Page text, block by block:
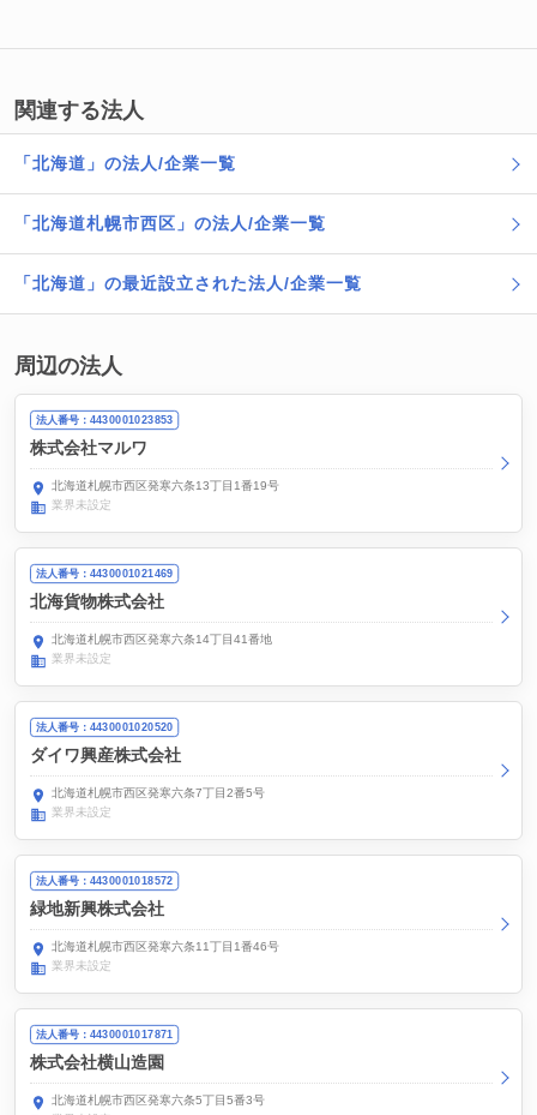
関連する法人
「北海道」の法人/企業一覧
「北海道札幌市西区」の法人/企業一覧
「北海道」の最近設立された法人/企業一覧
周辺の法人
法人番号：4430001023853
株式会社マルワ
北海道札幌市西区発寒六条13丁目1番19号
業界未設定
法人番号：4430001021469
北海貨物株式会社
北海道札幌市西区発寒六条14丁目41番地
業界未設定
法人番号：4430001020520
ダイワ興産株式会社
北海道札幌市西区発寒六条7丁目2番5号
業界未設定
法人番号：4430001018572
緑地新興株式会社
北海道札幌市西区発寒六条11丁目1番46号
業界未設定
法人番号：4430001017871
株式会社横山造園
北海道札幌市西区発寒六条5丁目5番3号